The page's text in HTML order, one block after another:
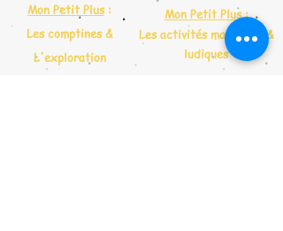
Mon Petit Plus :
Les comptines &
L'exploration
Mon Petit Plus :
Les activités manuelles &
ludiques